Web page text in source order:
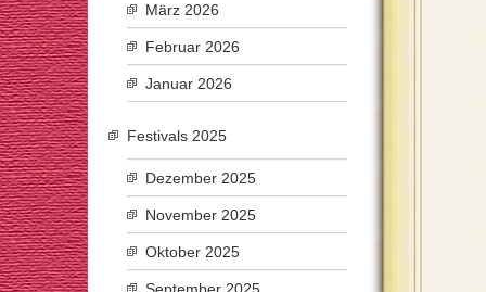
März 2026
Februar 2026
Januar 2026
Festivals 2025
Dezember 2025
November 2025
Oktober 2025